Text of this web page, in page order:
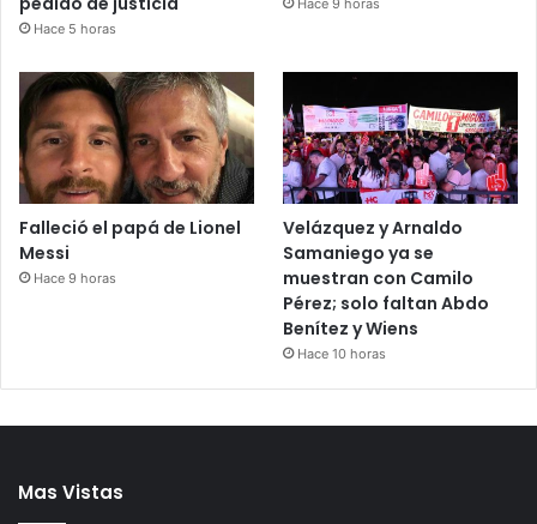
Hace 5 horas
Falleció el papá de Lionel
Messi
Hace 9 horas
Velázquez y Arnaldo
Samaniego ya se
muestran con Camilo
Pérez; solo faltan Abdo
Benítez y Wiens
Hace 10 horas
Mas Vistas